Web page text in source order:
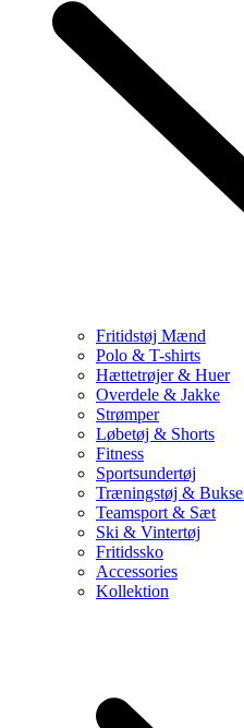
Fritidstøj Mænd
Polo & T-shirts
Hættetrøjer & Huer
Overdele & Jakke
Strømper
Løbetøj & Shorts
Fitness
Sportsundertøj
Træningstøj &
Teamsport & Sæt
Ski & Vintertøj
Fritidssko
Accessories
Kollektion